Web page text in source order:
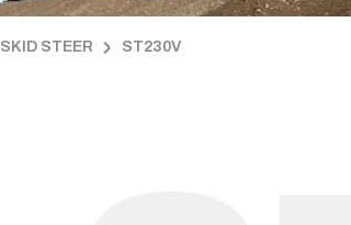
SKID STEER ST230V